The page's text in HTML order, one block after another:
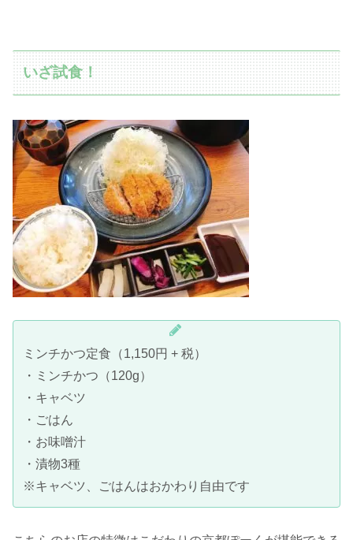
いざ試食！
ミンチかつ定食（1,150円 + 税）
・ミンチかつ（120g）
・キャベツ
・ごはん
・お味噌汁
・漬物3種
※キャベツ、ごはんはおかわり自由です